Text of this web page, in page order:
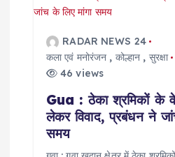
g
RADAR NEWS 24
कला एवं मनोरंजन , कोल्हान , सुरक्षा
46 views
Gua : ठेका श्रमिकों के
लेकर विवाद, प्रबंधन ने
समय